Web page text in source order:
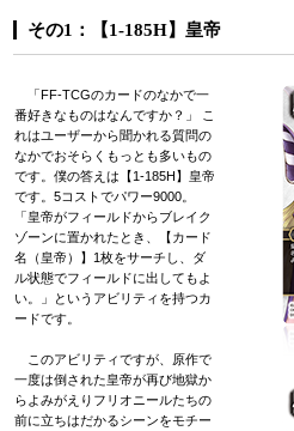
その1：【1-185H】皇帝
「FF-TCGのカードのなかで一
番好きなものはなんですか？」 こ
れはユーザーから聞かれる質問の
なかでおそらくもっとも多いもの
です。僕の答えは【1-185H】皇帝
です。5コストでパワー9000。
「皇帝がフィールドからブレイク
ゾーンに置かれたとき、【カード
名（皇帝）】1枚をサーチし、ダ
ル状態でフィールドに出してもよ
い。」というアビリティを持つカ
ードです。
このアビリティですが、原作で
一度は倒された皇帝が再び地獄か
らよみがえりフリオニールたちの
前に立ちはだかるシーンをモチー